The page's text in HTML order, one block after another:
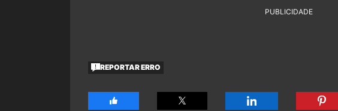
PUBLICIDADE
REPORTAR ERRO